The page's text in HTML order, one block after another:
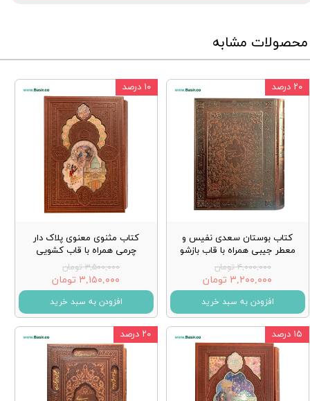
محصولات مشابه
کتاب بوستان سعدی نفیس و
معطر جیبی همراه با قاب بازشو
۴,۰۰۰,۰۰۰ تومان
۳,۲۰۰,۰۰۰ تومان
افزودن به سبد خرید
۲۰ درصد
کتاب مثنوی معنوی پلاک دار
چرمی همراه با قاب کشویی
۳,۵۰۰,۰۰۰ تومان
۳,۱۵۰,۰۰۰ تومان
افزودن به سبد خرید
۱۰ درصد
۱۵ درصد ۲۰ درصد